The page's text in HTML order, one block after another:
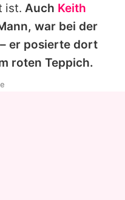
ist. Auch Keith
war bei der
er posierte dort
roten Teppich.